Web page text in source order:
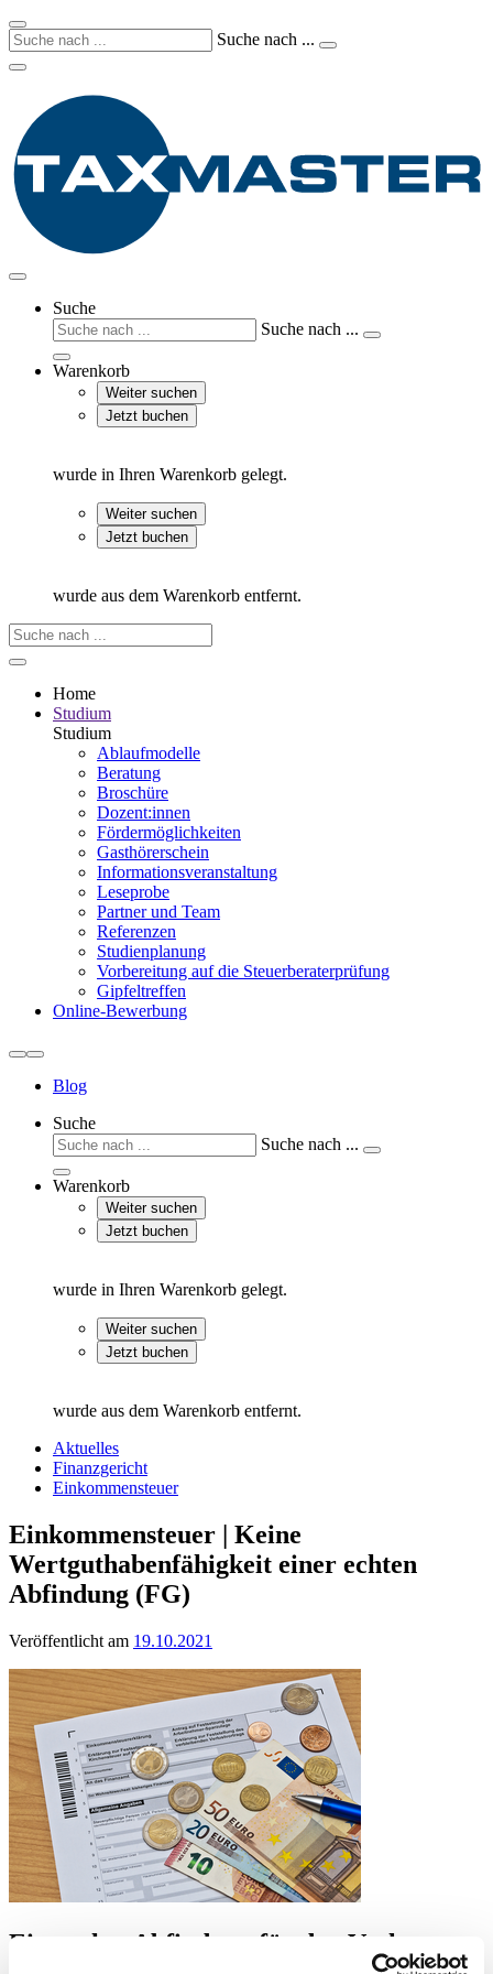
Suche nach ...
Suche
Suche nach ...
Warenkorb
Weiter suchen
Jetzt buchen
wurde in Ihren Warenkorb gelegt.
Weiter suchen
Jetzt buchen
wurde aus dem Warenkorb entfernt.
Home
Studium
Studium
Ablaufmodelle
Beratung
Broschüre
Dozent:innen
Fördermöglichkeiten
Gasthörerschein
Informationsveranstaltung
Leseprobe
Partner und Team
Referenzen
Studienplanung
Vorbereitung auf die Steuerberater­prüfung
Gipfeltreffen
Online-Bewerbung
Blog
Suche
Suche nach ...
Warenkorb
Weiter suchen
Jetzt buchen
wurde in Ihren Warenkorb gelegt.
Weiter suchen
Jetzt buchen
wurde aus dem Warenkorb entfernt.
Aktuelles
Finanzgericht
Einkommensteuer
Einkommensteuer | Keine
Wertguthabenfähigkeit einer echten
Abfindung (FG)
Veröffentlicht am 19.10.2021
Eine echte Abfindung für den Verlust